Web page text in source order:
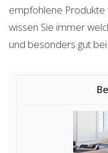
empfohlene Produkte
wissen Sie immer
und besonders gut